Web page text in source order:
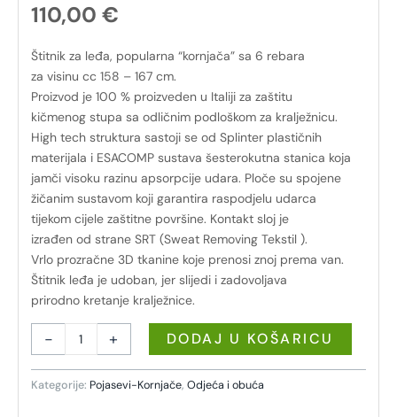
110,00 €
Štitnik za leđa, popularna “kornjača” sa 6 rebara
za visinu cc 158 – 167 cm.
Proizvod je 100 % proizveden u Italiji za zaštitu
kičmenog stupa sa odličnim podloškom za kralježnicu.
High tech struktura sastoji se od Splinter plastičnih
materijala i ESACOMP sustava šesterokutna stanica koja
jamči visoku razinu apsorpcije udara. Ploče su spojene
žičanim sustavom koji garantira raspodjelu udarca
tijekom cijele zaštitne površine. Kontakt sloj je
izrađen od strane SRT (Sweat Removing Tekstil ).
Vrlo prozračne 3D tkanine koje prenosi znoj prema van.
Štitnik leđa je udoban, jer slijedi i zadovoljava
prirodno kretanje kralježnice.
- + DODAJ U KOŠARICU
Kategorije: Pojasevi-Kornjače, Odjeća i obuća